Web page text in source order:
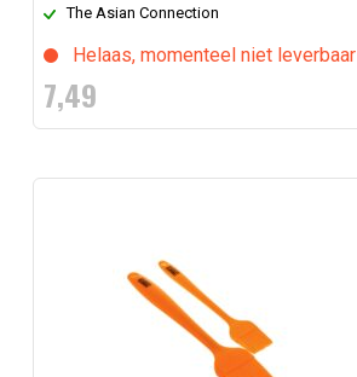
The Asian Connection
Helaas, momenteel niet leverbaar
7,49